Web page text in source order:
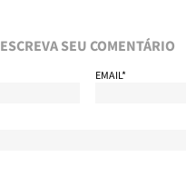
ESCREVA SEU COMENTÁRIO
EMAIL*